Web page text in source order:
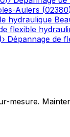
Aulers (02380
hydraulique
flexible
)› Dépannage de
mesure.